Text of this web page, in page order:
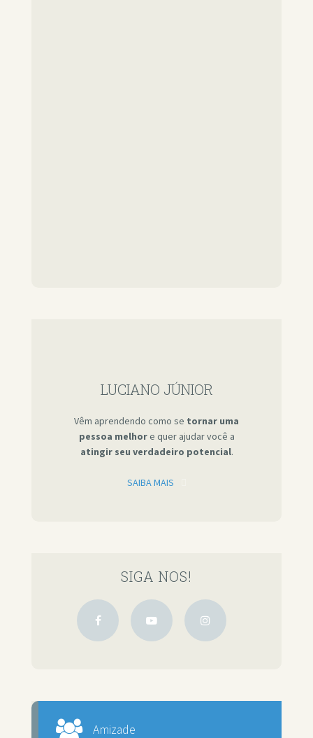
LUCIANO JÚNIOR
Vêm aprendendo como se tornar uma
pessoa melhore quer ajudar você a
atingir seu verdadeiro potencial.
SAIBA MAIS
SIGA NOS!
Amizade